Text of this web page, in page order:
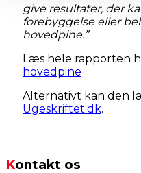
give resultater, der
forebyggelse eller
hovedpine.”
Læs hele rapporten
hovedpine
Alternativt kan den
Ugeskriftet.dk.
Kontakt os